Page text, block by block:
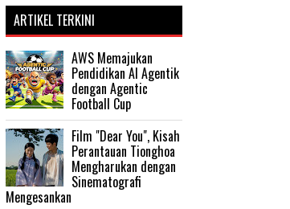
ARTIKEL TERKINI
AWS Memajukan
Pendidikan AI Agentik
dengan Agentic
Football Cup
Film "Dear You", Kisah
Perantauan Tionghoa
Mengharukan dengan
Sinematografi
Mengesankan